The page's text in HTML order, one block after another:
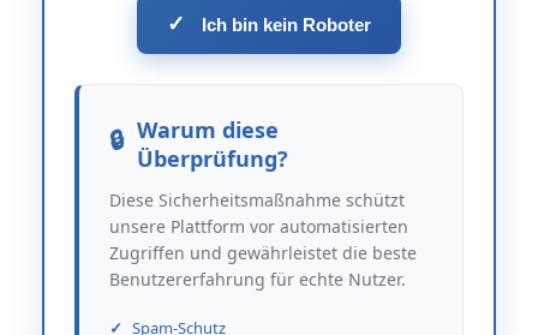
✓ Ich bin kein Roboter
Warum diese
Überprüfung?
Diese Sicherheitsmaßnahme schützt
unsere Plattform vor automatisierten
Zugriffen und gewährleistet die beste
Benutzererfahrung für echte Nutzer.
Spam-Schutz